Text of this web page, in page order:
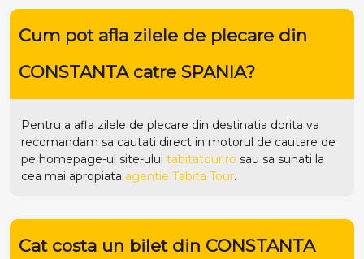
Cum pot afla zilele de plecare din
CONSTANTA catre SPANIA?
Pentru a afla zilele de plecare din destinatia dorita va
recomandam sa cautati direct in motorul de cautare de
pe homepage-ul site-ului tabitatour.ro sau sa sunati la
cea mai apropiata agentie Tabita Tour.
Cat costa un bilet din CONSTANTA